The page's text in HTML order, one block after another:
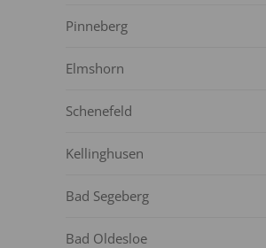
Pinneberg
Elmshorn
Schenefeld
Kellinghusen
Bad Segeberg
Bad Oldesloe